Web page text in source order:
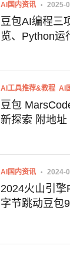
AI国内资讯 2025-
豆包AI编程三
览、Python运
AI工具推荐&教程 AI
豆包
新探索 附地址
AI国内资讯 2024-
2024火山引擎
字节跳动豆包9